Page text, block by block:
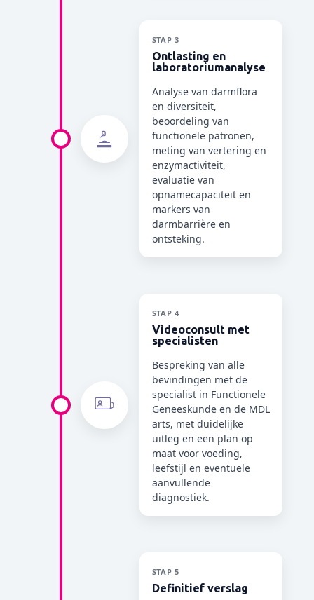
STAP 3
Ontlasting en
laboratoriumanalyse
Analyse van darmflora
en diversiteit,
beoordeling van
functionele patronen,
meting van vertering en
enzymactiviteit,
evaluatie van
opnamecapaciteit en
markers van
darmbarrière en
ontsteking.
STAP 4
Videoconsult met
specialisten
Bespreking van alle
bevindingen met de
specialist in Functionele
Geneeskunde en de MDL
arts, met duidelijke
uitleg en een plan op
maat voor voeding,
leefstijl en eventuele
aanvullende
diagnostiek.
STAP 5
Definitief verslag